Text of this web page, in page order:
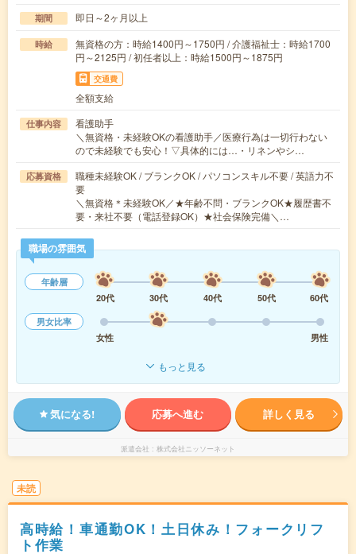
期間 即日～2ヶ月以上
時給
無資格の方：時給1400円～1750円 / 介護福祉士：時給1700
円～2125円 / 初任者以上：時給1500円～1875円
交通費
全額支給
仕事内容
看護助手
＼無資格・未経験OKの看護助手／医療行為は一切行わない
ので未経験でも安心！▽具体的には…・リネンやシ…
応募資格
職種未経験OK / ブランクOK / パソコンスキル不要 / 英語力不
要
＼無資格＊未経験OK／★年齢不問・ブランクOK★履歴書不
要・来社不要（電話登録OK）★社会保険完備＼…
職場の雰囲気
年齢層
20代
30代 40代 50代
60代
男女比率
女性
男性
もっと見る
気になる! 応募へ進む 詳しく見る
派遣会社 株式会社ニッソーネット
未読
高時給！車通勤OK！土日休み！フォークリフ
ト作業